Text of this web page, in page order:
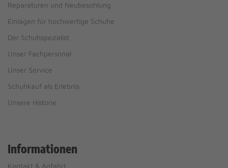
Reparaturen und Neubesohlung
Einlagen für hochwertige Schuhe
Der Schuhspezialist
Unser Fachpersonal
Unser Service
Schuhkauf als Erlebnis
Unsere Historie
Informationen
Kontakt & Anfahrt